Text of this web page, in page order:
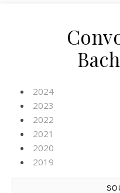
2024
2023
2022
2021
2020
2019